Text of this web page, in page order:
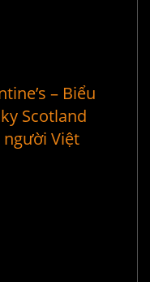
– Biểu
Scotland
Việt